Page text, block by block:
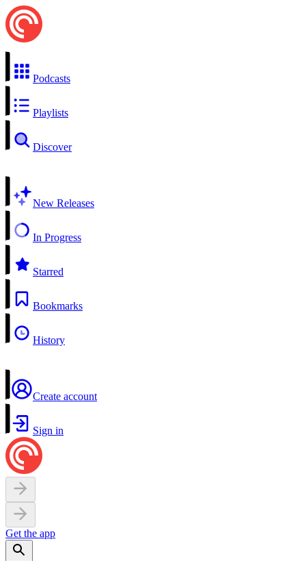
Podcasts
Playlists
Discover
New Releases
In Progress
Starred
Bookmarks
History
Create account
Sign in
Get the app